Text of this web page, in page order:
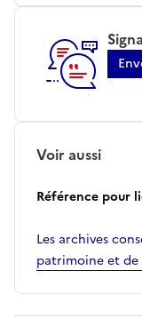
Voir aussi
Référence pour
Les archives
patrimoine et